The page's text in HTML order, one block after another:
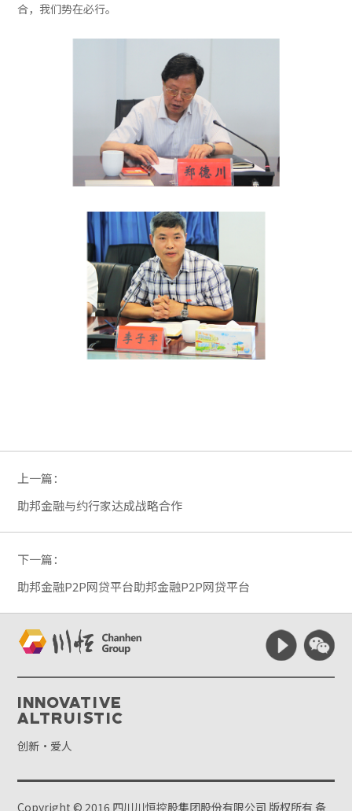
合，我们势在必行。
上一篇：
助邦金融与约行家达成战略合作
下一篇：
助邦金融P2P网贷平台助邦金融P2P网贷平台
Innovative
Altruistic
创新·爱人
Copyright © 2016 四川川恒控股集团股份有限公司 版权所有备